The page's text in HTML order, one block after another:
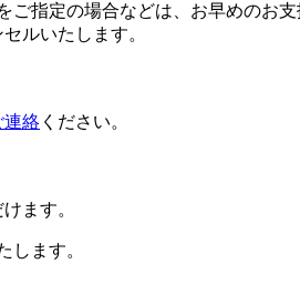
指定の場合などは、お早めのお支
ルいたします。
連絡 ください。
ます。
します。